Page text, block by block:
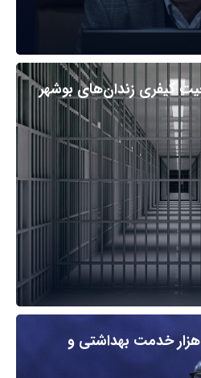
ارائه دو میلیون و ۴۲۶ هزار خدمت بهداشتی و